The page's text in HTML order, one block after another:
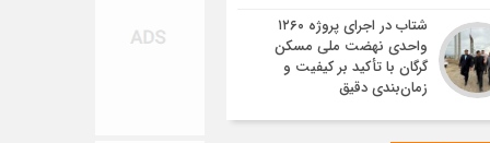
شتاب در اجرای پروژه ۱۲۶۰
واحدی نهضت ملی مسکن
گرگان با تأکید بر کیفیت و
زمان‌بندی دقیق